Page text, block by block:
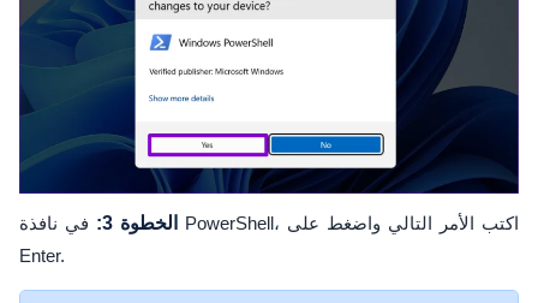
الخطوة 3:
في نافذة PowerShell، اكتب الأمر التالي واضغط على
Enter.